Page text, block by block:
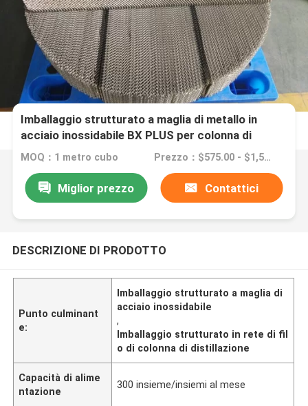
Imballaggio strutturato a maglia di metallo in
acciaio inossidabile BX PLUS per colonna di
distillazione
MOQ：1 metro cubo Prezzo：$575.00 - $1,500.00/ cubic meter
Miglior prezzo Contattici
DESCRIZIONE DI PRODOTTO
Punto culminant
e:
Imballaggio strutturato a maglia di
acciaio inossidabile
,
Imballaggio strutturato in rete di fil
o di colonna di distillazione
Capacità di alime
ntazione
300 insieme/insiemi al mese